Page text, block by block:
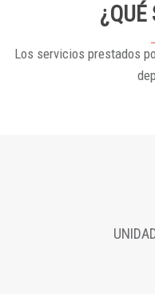
¿QUÉ
Los servicios prestados